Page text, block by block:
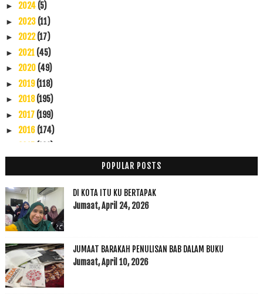
► 2024 (5)
► 2023 (11)
► 2022(17)
► 2021 (45)
► 2020 (49)
► 2019(118)
► 2018(195)
► 2017 (199)
► 2016 (174)
►2013(53)
▼2012 (100)
►Disember
►November(7)
►September (15)
► Ogos(5)
►Julai(7)
POPULAR POSTS
DI KOTA ITU KU BERTAPAK
Jumaat, April 24, 2026
JUMAAT BARAKAH PENULISAN BAB DALAM BUKU
Jumaat, April 10, 2026